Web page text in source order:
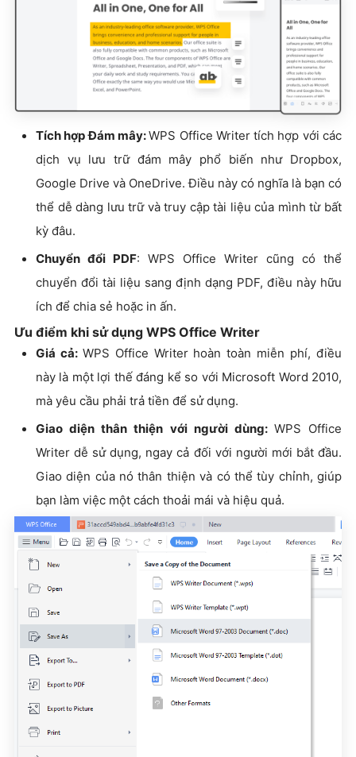
Tích hợp Đám mây:WPS Office Writer tích hợp với các
dịch vụ lưu trữ đám mây phổ biến như Dropbox,
Google Drive và OneDrive. Điều này có nghĩa là bạn có
thể dễ dàng lưu trữ và truy cập tài liệu của mình từ bất
kỳ đâu.
Chuyển đổi PDF: WPS Office Writer cũng có thể
chuyển đổi tài liệu sang định dạng PDF, điều này hữu
ích để chia sẻ hoặc in ấn.
Ưu điểm khi sử dụng WPS Office Writer
Giá cả: WPS Office Writer hoàn toàn miễn phí, điều
này là một lợi thế đáng kể so với Microsoft Word 2010,
mà yêu cầu phải trả tiền để sử dụng.
Giao diện thân thiện với người dùng: WPS Office
Writer dễ sử dụng, ngay cả đối với người mới bắt đầu.
Giao diện của nó thân thiện và có thể tùy chỉnh, giúp
bạn làm việc một cách thoải mái và hiệu quả.